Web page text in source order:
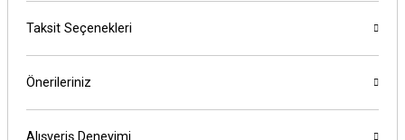
Taksit Seçenekleri
Önerileriniz
Alışveriş Deneyimi